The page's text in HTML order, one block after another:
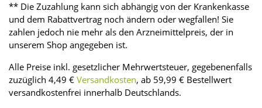
** Die Zuzahlung kann sich abhängig von der Krankenkasse
und dem Rabattvertrag noch ändern oder wegfallen! Sie
zahlen jedoch nie mehr als den Arzneimittelpreis, der in
unserem Shop angegeben ist.
Alle Preise inkl. gesetzlicher Mehrwertsteuer, gegebenenfalls
zuzüglich 4,49 € Versandkosten, ab 59,99 € Bestellwert
versandkostenfrei innerhalb Deutschlands.